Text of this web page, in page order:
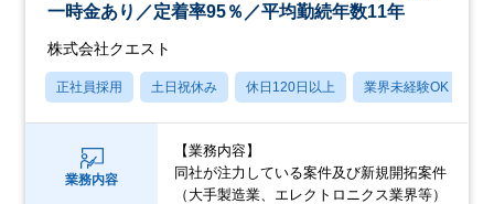
一時金あり／定着率95％／平均勤続年数11年
株式会社クエスト
正社員採用 土日祝休み 休日120日以上 業界未経験OK
業務内容
【業務内容】
同社が注力している案件及び新規開拓案件
（大手製造業、エレクトロニクス業界等）